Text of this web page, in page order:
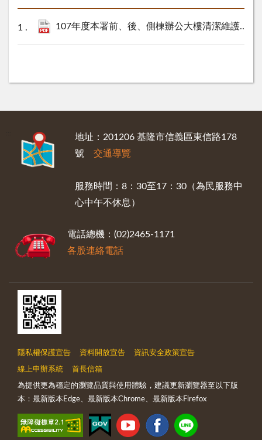
107年度本署前、後、側棟辦公大樓清潔維護工作勞務採購案.pdf
地址：201206 基隆市信義區東信路178
號 交通導覽
服務時間：8：30至17：30（為民服務中
心中午不休息）
電話總機：(02)2465-1171
各股連絡電話
隱私權保護宣告 資料開放宣告 資訊安全政策宣告
線上申辦系統 首長信箱
為提供更為穩定的瀏覽品質與使用體驗，建議更新瀏覽器至以下版
本：最新版本Edge、最新版本Chrome、最新版本Firefox